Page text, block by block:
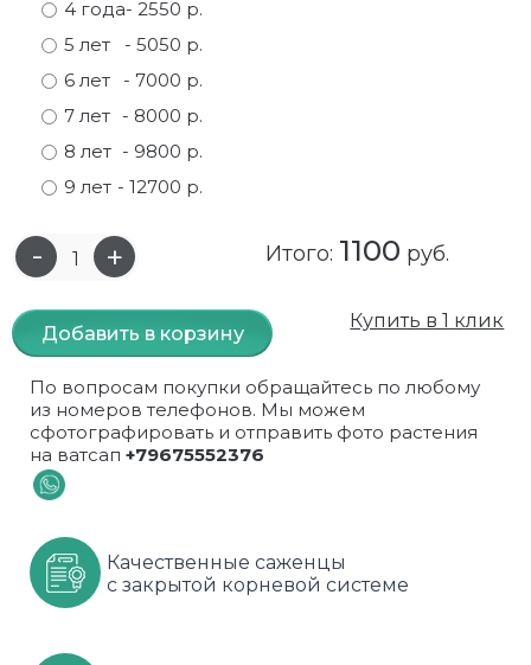
Самшит
Сирень
Спирея
Форзиция
Шиповник декоративный красный
Юкка
Малиновое дерево
Миндаль
Облепиха высокорослая
Облепиха высокорослая, раскидистая
Орех (Фундук)
Сливы
Хурма
Черемуховое дерева
Шарафуга
Кизил
Крыжовник
Малина
На штамбе
Облепиха
От производителя
Рябина
Рябина красная
Смородина
Мускусные
Оранжевые розы
Парковые
Пионовидные
Плетистые
разноцветные
Роза ругоза
Розовые розы
Сиреневые
4 года- 2550 р.
5 лет
- 5050 р.
6 лет
- 7000 р.
7 лет - 8000 р.
8 лет - 9800 р.
9 лет - 12700 р.
Итого: 1100 руб.
Добавить в корзину
Купить в 1 клик
По вопросам покупки обращайтесь по любому
из номеров телефонов. Мы можем
сфотографировать и отправить фото растения
на ватсап +79675552376
Качественные саженцы
с закрытой корневой системе